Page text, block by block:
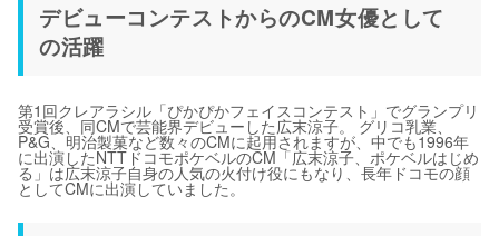
デビューコンテストからのCM女優として
の活躍
第1回クレアラシル「ぴかぴかフェイスコンテスト」でグランプリ
受賞後、同CMで芸能界デビューした広末涼子。 グリコ乳業、
P&G、明治製菓など数々のCMに起用されますが、中でも1996年
に出演したNTTドコモポケベルのCM「広末涼子、ポケベルはじめ
る」は広末涼子自身の人気の火付け役にもなり、長年ドコモの顔
としてCMに出演していました。